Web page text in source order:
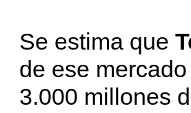
Se estima que
de ese
3.000 millones